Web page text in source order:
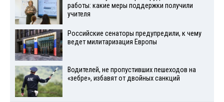
работы: какие меры поддержки получили
учителя
Российские сенаторы предупредили, к чему
ведет милитаризация Европы
Водителей, не пропустивших пешеходов на
«зебре», избавят от двойных санкций